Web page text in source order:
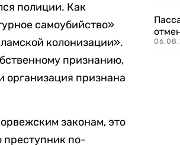
полиции. Как
самоубийство»
колонизации».
признанию,
организация признана
законам, это
преступник по-